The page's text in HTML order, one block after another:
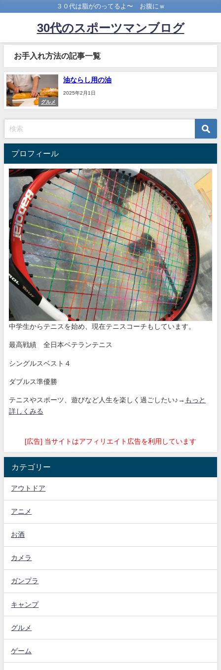
３０代は脂がのってるよ〜 お腹にｗ
30代のスポーツマンブログ
お手入れ方法の記事一覧
グルメ
油ならし用の油
2025年2月1日
プロフィール
中学生からテニスを始め、現在テニスコーチもしています。
最高戦績 全日本ベテランテニス
シングルスベスト４
ダブルス準優勝
テニスやスポーツ、遊びなど人生を楽しく過ごしたい♪→ もっと
詳しくみる
[広告] 当サイトはアフィリエイト広告を利用しています
カテゴリー
アウトドア
アニメ
お酒
カメラ
ガンプラ
キャンプ
グルメ
ゲーム